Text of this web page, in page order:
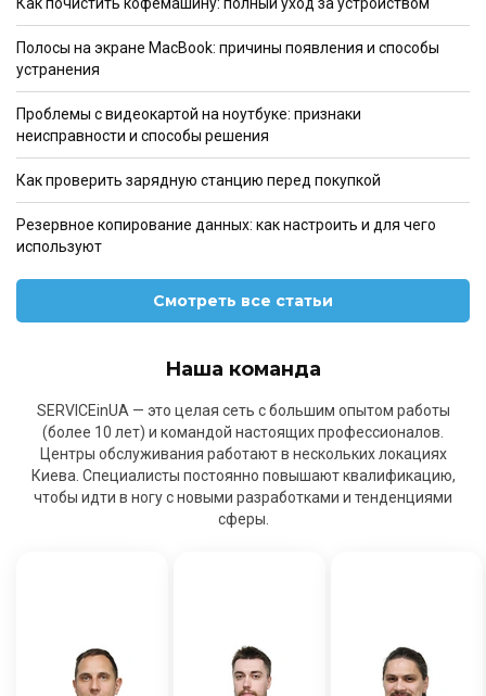
Полосы на экране MacBook: причины появления и способы
устранения
Проблемы с видеокартой на ноутбуке: признаки
неисправности и способы решения
Как проверить зарядную станцию перед покупкой
Резервное копирование данных: как настроить и для чего
используют
Смотреть все статьи
Наша команда
SERVICEinUA — это целая сеть с большим опытом работы
(более 10 лет) и командой настоящих профессионалов.
Центры обслуживания работают в нескольких локациях
Киева. Специалисты постоянно повышают квалификацию,
чтобы идти в ногу с новыми разработками и тенденциями
сферы.